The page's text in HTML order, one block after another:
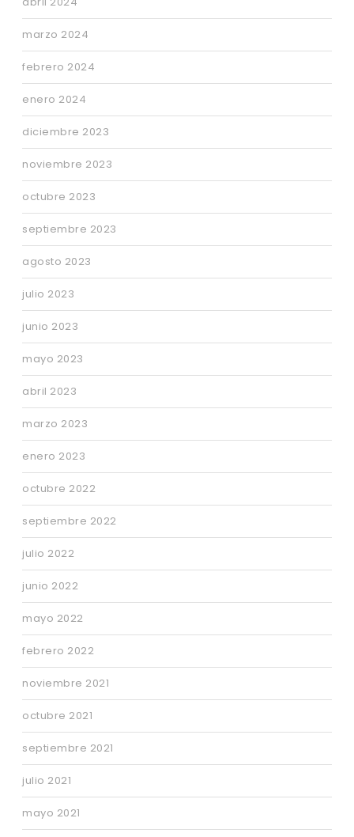
marzo 2024
febrero 2024
enero 2024
diciembre 2023
noviembre 2023
octubre 2023
septiembre 2023
agosto 2023
julio 2023
junio 2023
mayo 2023
abril 2023
marzo 2023
enero 2023
octubre 2022
septiembre 2022
julio 2022
junio 2022
mayo 2022
febrero 2022
noviembre 2021
octubre 2021
septiembre 2021
julio 2021
mayo 2021